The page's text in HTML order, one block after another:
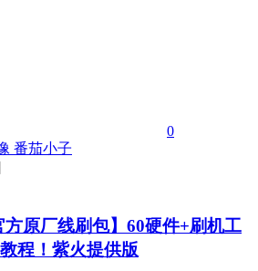
0
番茄小子
方原厂线刷包】60硬件+刷机工
程！紫火提供版